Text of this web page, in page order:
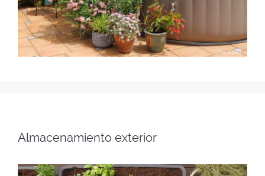
Almacenamiento exterior